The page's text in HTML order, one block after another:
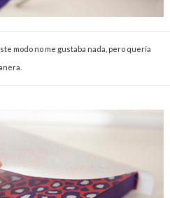
modo no me gustaba nada, pero quería